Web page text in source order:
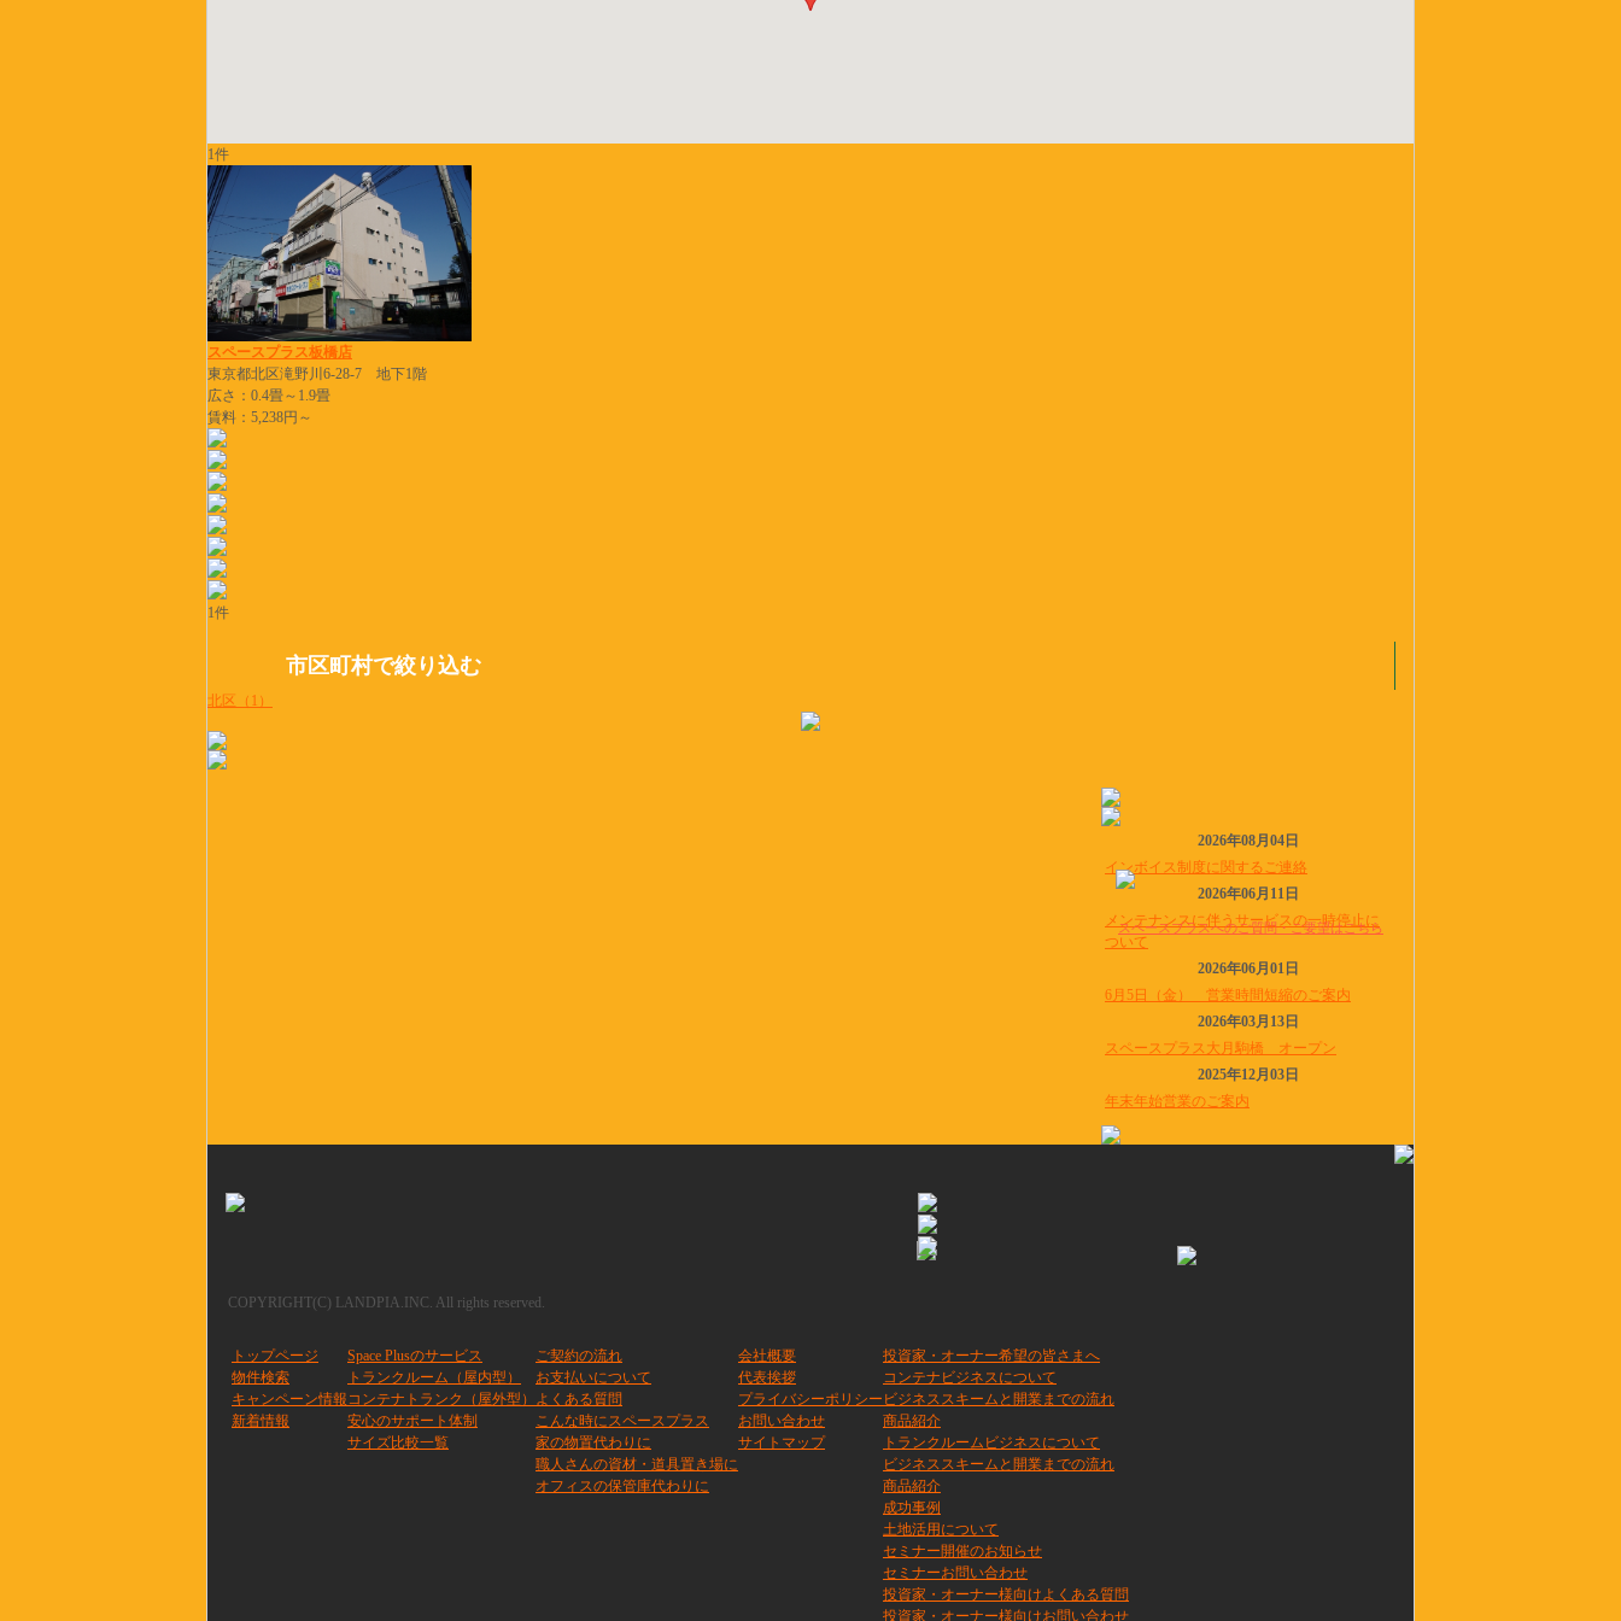
1件
スペースプラス板橋店
東京都北区滝野川6-28-7 地下1階
広さ：0.4畳～1.9畳
賃料：5,238円～
1件
市区町村で絞り込む
北区（1）
スペースプラスへのご質問・ご要望はこちら
2026年08月04日
インボイス制度に関するご連絡
2026年06月11日
メンテナンスに伴うサービスの一時停止に
ついて
2026年06月01日
6月5日（金） 営業時間短縮のご案内
2026年03月13日
スペースプラス大月駒橋 オープン
2025年12月03日
年末年始営業のご案内
トップページ
物件検索
キャンペーン情報
新着情報
Space Plusのサービス
トランクルーム（屋内型）
コンテナトランク（屋外型）
安心のサポート体制
サイズ比較一覧
ご契約の流れ
お支払いについて
よくある質問
こんな時にスペースプラス
家の物置代わりに
職人さんの資材・道具置き場に
オフィスの保管庫代わりに
会社概要
代表挨拶
プライバシーポリシー
お問い合わせ
サイトマップ
投資家・オーナー希望の皆さまへ
コンテナビジネスについて
ビジネススキームと開業までの流れ
商品紹介
トランクルームビジネスについて
ビジネススキームと開業までの流れ
商品紹介
成功事例
土地活用について
セミナー開催のお知らせ
セミナーお問い合わせ
投資家・オーナー様向けよくある質問
投資家・オーナー様向けお問い合わせ
COPYRIGHT(C) LANDPIA.INC. All rights reserved.